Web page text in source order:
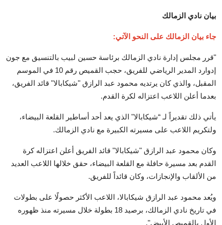
بيان نادي الزمالك
جاء بيان الزمالك على النحو الآتي:
"قرر مجلس إدارة نادي الزمالك برئاسة حسين لبيب بالتنسيق مع جون
إدوارد المدير الرياضي للفريق، حجب القميص رقم 10 في الموسم
المقبل، والذي كان يرتديه محمود عبد الرازق "شيكابالا" قائد الفريق،
بعدما أعلن اللاعب اعتزاله لكرة القدم.
يأتي ذلك تقديراً لـ “شيكابالا" الذي يعد أحد أساطير القلعة البيضاء،
ولتكريم اللاعب على مسيرته الكبيرة مع نادي الزمالك.
وكان محمود عبد الرازق "شيكابالا" قائد الفريق أعلن اعتزاله كرة
القدم بعد مسيرة حافلة مع القلعة البيضاء، حقق خلالها اللاعب العديد
من الألقاب والإنجازات، وكان قائداً للفريق.
ويُعد محمود عبد الرازق شيكابالا، اللاعب الأكثر حصولًا على بطولات
في تاريخ نادي الزمالك، برصيد 18 بطولة خلال مسيرته منذ ظهوره
الأول بالقميص الأبيض".